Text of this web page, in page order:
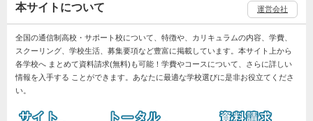
本サイトについて 運営会社
全国の通信制高校・サポート校について、特徴や、カリキュラムの内容、学費、
スクーリング、学校生活、募集要項など豊富に掲載しています。本サイト上から
各学校へ まとめて資料請求(無料)も可能！学費やコースについて、さらに詳しい
情報を入手する ことができます。あなたに最適な学校選びに是非お役立てくださ
い。